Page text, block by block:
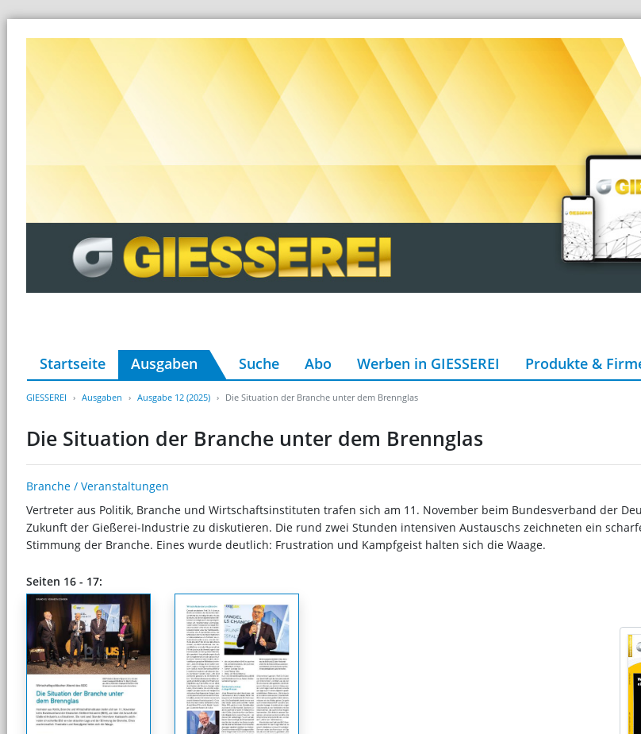
Startseite Ausgaben Suche Abo Werben in GIESSEREI Produkte &
GIESSEREI Ausgaben Ausgabe 12 (2025) Die Situation der Branche unter dem Brennglas
Die Situation der Branche unter dem Brennglas
Branche / Veranstaltungen
Vertreter aus Politik, Branche und Wirtschaftsinstituten trafen sich am 11. November beim Bundesverband der
Zukunft der Gießerei-Industrie zu diskutieren. Die rund zwei Stunden intensiven Austauschs zeichneten ein
Stimmung der Branche. Eines wurde deutlich: Frustration und Kampfgeist halten sich die Waage.
Seiten 16 - 17: